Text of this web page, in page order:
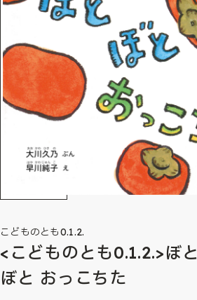
こどものとも0.1.2.
<こどものとも0.1.2.>ぼと
ぼと おっこちた